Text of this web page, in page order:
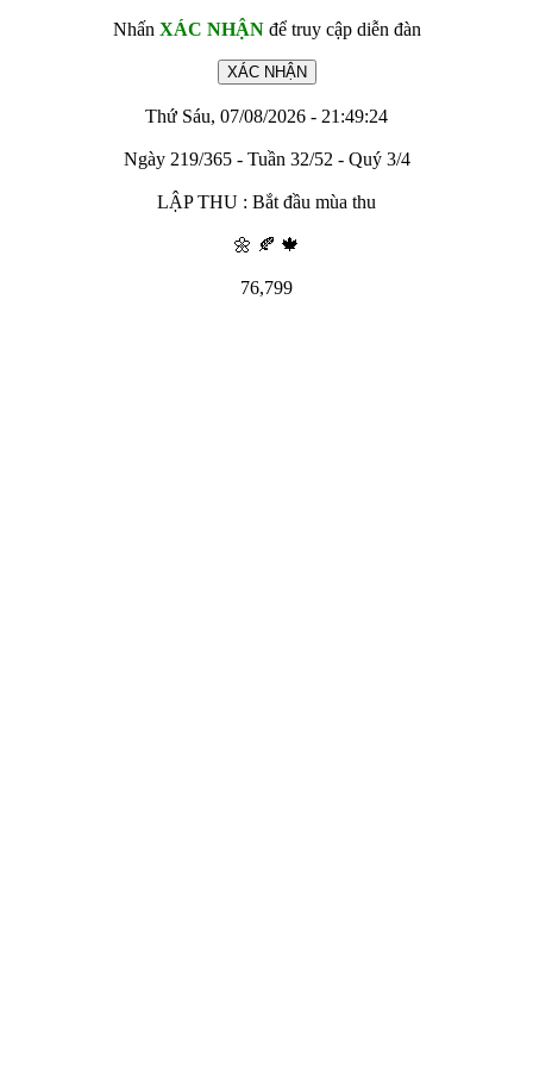
Nhấn XÁC NHẬNđể truy cập diễn đàn
Thứ Sáu, 07/08/2026 - 21:49:24
Ngày 219/365 - Tuần 32/52 - Quý 3/4
LẬP THU : Bắt đầu mùa thu
🌼 🍂 🍁
76,799